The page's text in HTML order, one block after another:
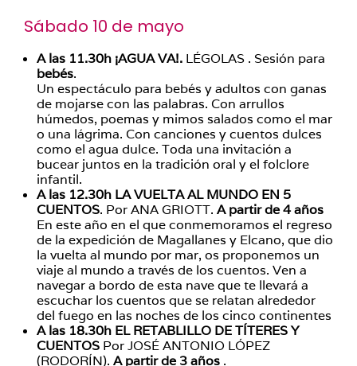
Sábado 10 de mayo
A las 11.30h ¡AGUA VA!. LÉGOLAS . Sesión para
bebés.
Un espectáculo para bebés y adultos con ganas
de mojarse con las palabras. Con arrullos
húmedos, poemas y mimos salados como el mar
o una lágrima. Con canciones y cuentos dulces
como el agua dulce. Toda una invitación a
bucear juntos en la tradición oral y el folclore
infantil.
A las 12.30h LA VUELTA AL MUNDO EN 5
CUENTOS. Por ANA GRIOTT. A partir de 4 años
En este año en el que conmemoramos el regreso
de la expedición de Magallanes y Elcano, que dio
la vuelta al mundo por mar, os proponemos un
viaje al mundo a través de los cuentos. Ven a
navegar a bordo de esta nave que te llevará a
escuchar los cuentos que se relatan alrededor
del fuego en las noches de los cinco continentes
A las 18.30h EL RETABLILLO DE TÍTERES Y
CUENTOS Por JOSÉ ANTONIO LÓPEZ
(RODORÍN). A partir de 3 años .